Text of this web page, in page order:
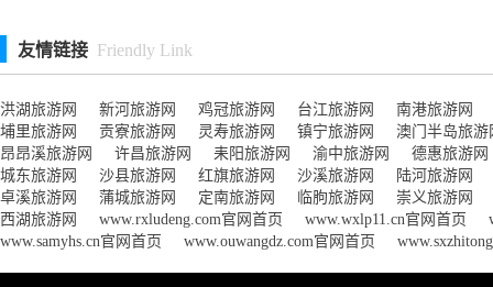
友情链接 Friendly Link
洪湖旅游网 新河旅游网 鸡冠旅游网 台江旅游网
南港旅游网
埔里旅游网
贡寮旅游网 灵寿旅游网 镇宁旅游网
澳门半岛旅游
昂昂溪旅游网
许昌旅游网 耒阳旅游网 渝中旅游网
德惠旅游网
城东旅游网
沙县旅游网 红旗旅游网 沙溪旅游网
陆河旅游网
卓溪旅游网
蒲城旅游网 定南旅游网 临朐旅游网
崇义旅游网
西湖旅游网
www.rxludeng.com官网首页 www.wxlp11.cn官网首页
www.samyhs.cn官网首页
www.ouwangdz.com官网首页